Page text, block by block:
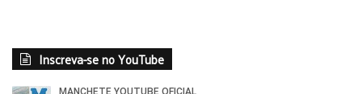
Inscreva-se no YouTube